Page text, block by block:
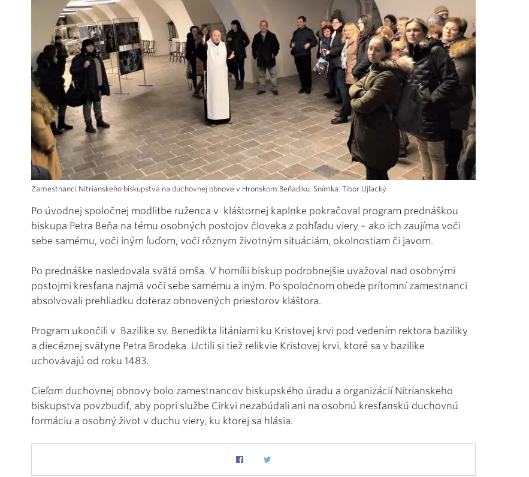
Zamestnanci Nitrianskeho biskupstva na duchovnej obnove v Hronskom Beňadiku. Snímka: Tibor Ujlacký
Po úvodnej spoločnej modlitbe ruženca v kláštornej kaplnke pokračoval program prednáškou
biskupa Petra Beňa na tému osobných postojov človeka z pohľadu viery – ako ich zaujíma voči
sebe samému, voči iným ľuďom, voči rôznym životným situáciám, okolnostiam či javom.
Po prednáške nasledovala svätá omša. V homílii biskup podrobnejšie uvažoval nad osobnými
postojmi kresťana najmä voči sebe samému a iným. Po spoločnom obede prítomní zamestnanci
absolvovali prehliadku doteraz obnovených priestorov kláštora.
Program ukončili v Bazilike sv. Benedikta litániami ku Kristovej krvi pod vedením rektora baziliky
a diecéznej svätyne Petra Brodeka. Uctili si tiež relikvie Kristovej krvi, ktoré sa v bazilike
uchovávajú od roku 1483.
Cieľom duchovnej obnovy bolo zamestnancov biskupského úradu a organizácií Nitrianskeho
biskupstva povzbudiť, aby popri službe Cirkvi nezabúdali ani na osobnú kresťanskú duchovnú
formáciu a osobný život v duchu viery, ku ktorej sa hlásia.